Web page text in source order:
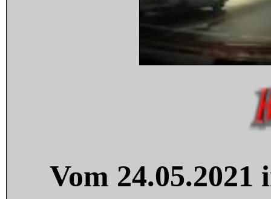
Vom